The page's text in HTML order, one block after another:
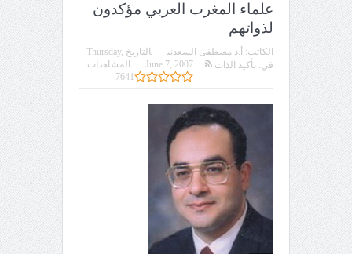
علماء المغرب العربي مؤكدون
لذواتهم
الكاتب: أ.د مصطفى السعدني التاريخ Thursday,
June 7, 2007
في: تأكيد الذات
المشاهدات
7641